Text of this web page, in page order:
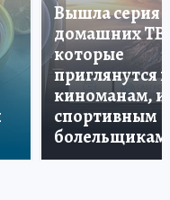
Вышла серия
домашних ТВ,
которые
приглянутся и
киноманам, и
спортивным
болельщикам